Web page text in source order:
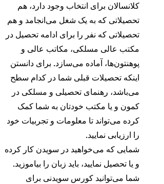
کلانسالان برای انتخاب وجود دارد، هم
تحصیلاتی که به یک شغل می‌انجامد و هم
تحصیلاتی که نفر را برای ادامه تحصیل در
مکتب عالی مسلکی، مکاتب عالی و
پوهنتون‌ها، آماده می‌سازد. برای دانستن
اینکه تحصیلات قبلی شما در کدام سطح
می‌باشد، رهنمای تحصیلی و مسلکی در
کمون و یا مکتب خودتان به شما کمک
کرده می‌تواند تا معلومات و تجربیات خود
را ارزیابی نمایید.
شمایی که می‌خواهید در سویدن کار کرده
و یا تحصیل نمایید، باید زبان را بیاموزید.
شما می‌توانید کورس سویدنی برای